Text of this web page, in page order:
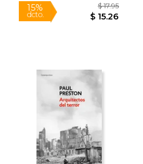
15%
dcto. $ 15.26